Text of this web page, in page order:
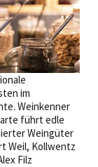
im
Weinkenner
führt edle
Weingüter
Weil, Kollwentz
Filz